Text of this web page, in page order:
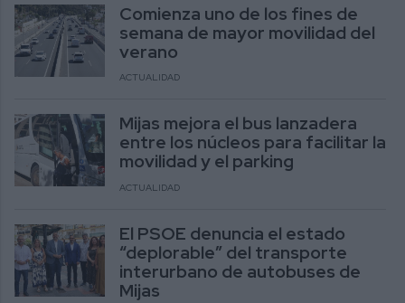
Comienza uno de los fines de
semana de mayor movilidad del
verano
ACTUALIDAD
Mijas mejora el bus lanzadera
entre los núcleos para facilitar la
movilidad y el parking
ACTUALIDAD
El PSOE denuncia el estado
“deplorable” del transporte
interurbano de autobuses de
Mijas